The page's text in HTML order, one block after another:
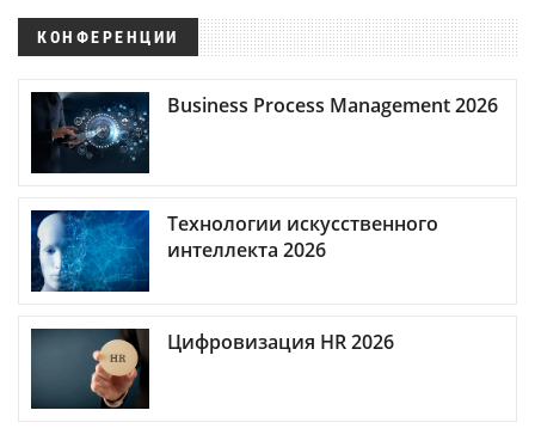
КОНФЕРЕНЦИИ
Business Process Management 2026
Технологии искусственного
интеллекта 2026
Цифровизация HR 2026